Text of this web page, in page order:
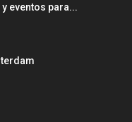
eventos para...